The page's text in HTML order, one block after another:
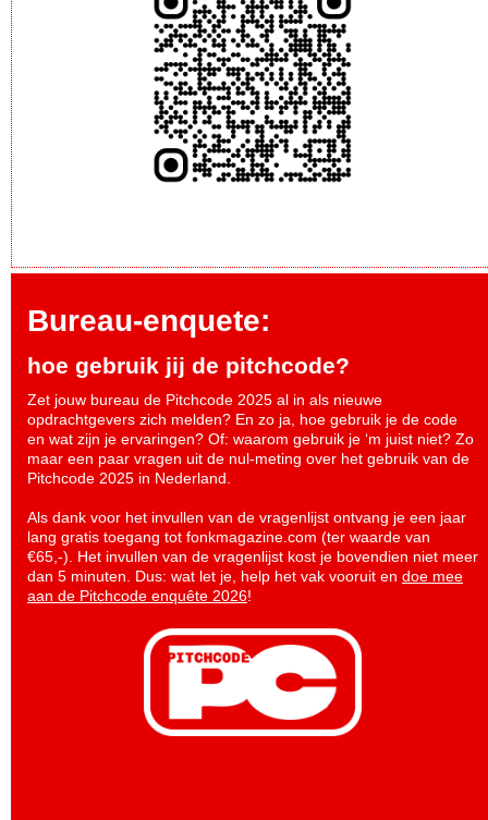
Bureau-enquete:
hoe gebruik jij de pitchcode?
Zet jouw bureau de Pitchcode 2025 al in als nieuwe
opdrachtgevers zich melden? En zo ja, hoe gebruik je de code
en wat zijn je ervaringen? Of: waarom gebruik je ‘m juist niet? Zo
maar een paar vragen uit de nul-meting over het gebruik van de
Pitchcode 2025 in Nederland.
Als dank voor het invullen van de vragenlijst ontvang je een jaar
lang gratis toegang tot fonkmagazine.com (ter waarde van
€65,-). Het invullen van de vragenlijst kost je bovendien niet meer
dan 5 minuten. Dus: wat let je, help het vak vooruit en doe mee
aan de Pitchcode enquête 2026!